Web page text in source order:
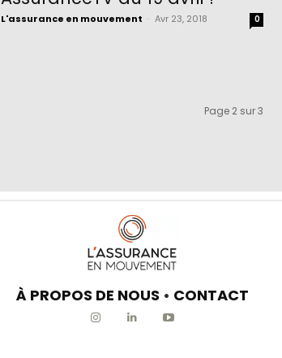
L'assurance en mouvement Avr 23, 2018 0
Page 2 sur 3
À PROPOS DE NOUS • CONTACT